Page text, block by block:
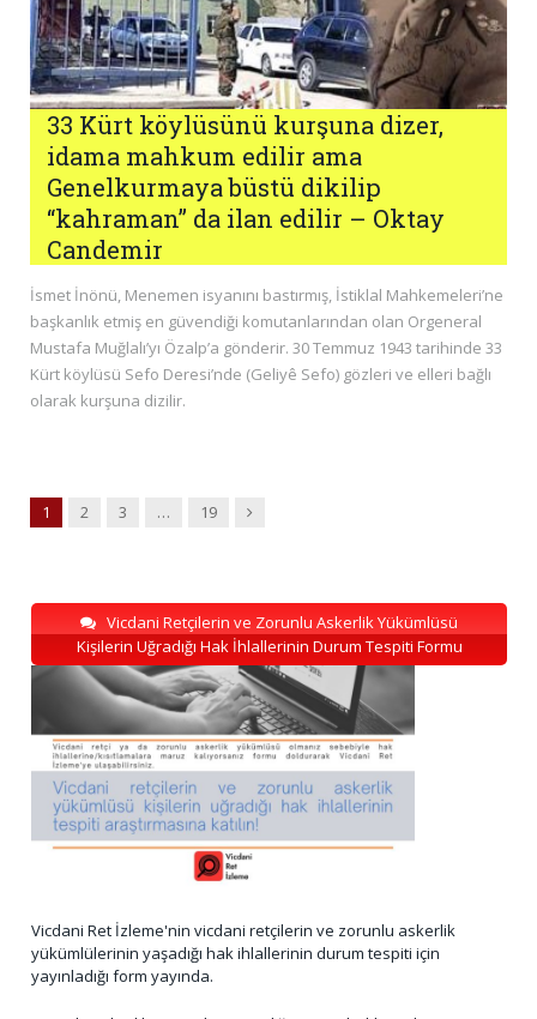
33 Kürt köylüsünü kurşuna dizer,
idama mahkum edilir ama
Genelkurmaya büstü dikilip
“kahraman” da ilan edilir – Oktay
Candemir
İsmet İnönü, Menemen isyanını bastırmış, İstiklal Mahkemeleri’ne
başkanlık etmiş en güvendiği komutanlarından olan Orgeneral
Mustafa Muğlalı’yı Özalp’a gönderir. 30 Temmuz 1943 tarihinde 33
Kürt köylüsü Sefo Deresi’nde (Geliyê Sefo) gözleri ve elleri bağlı
olarak kurşuna dizilir.
1 2 3 … 19 Next
Vicdani Retçilerin ve Zorunlu Askerlik Yükümlüsü
Kişilerin Uğradığı Hak İhlallerinin Durum Tespiti Formu
Vicdani Ret İzleme'nin vicdani retçilerin ve zorunlu askerlik
yükümlülerinin yaşadığı hak ihlallerinin durum tespiti için
yayınladığı form yayında.